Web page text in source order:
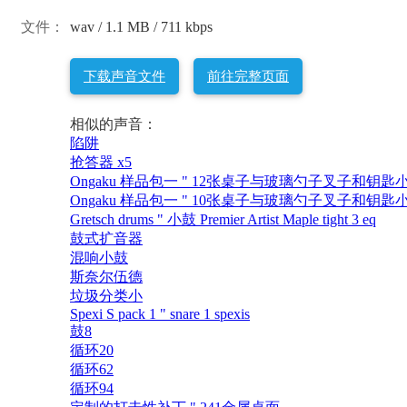
文件： wav / 1.1 MB / 711 kbps
下载声音文件 前往完整页面
相似的声音：
陷阱
抢答器 x5
Ongaku 样品包一 " 12张桌子与玻璃勺子叉子和钥匙
Ongaku 样品包一 " 10张桌子与玻璃勺子叉子和钥匙
Gretsch drums " 小鼓 Premier Artist Maple tight 3 eq
鼓式扩音器
混响小鼓
斯奈尔伍德
垃圾分类小
Spexi S pack 1 " snare 1 spexis
鼓8
循环20
循环62
循环94